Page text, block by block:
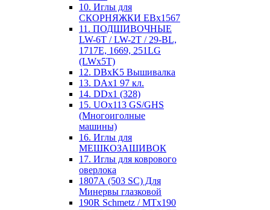
10. Иглы для
СКОРНЯЖКИ EBx1567
11. ПОДШИВОЧНЫЕ
LW-6T / LW-2T / 29-BL,
1717E, 1669, 251LG
(LWx5T)
12. DBxK5 Вышивалка
13. DAx1 97 кл.
14. DDx1 (328)
15. UOx113 GS/GHS
(Многоиголные
машины)
16. Иглы для
МЕШКОЗАШИВОК
17. Иглы для коврового
оверлока
1807А (503 SC) Для
Минервы глазковой
190R Schmetz / MTx190